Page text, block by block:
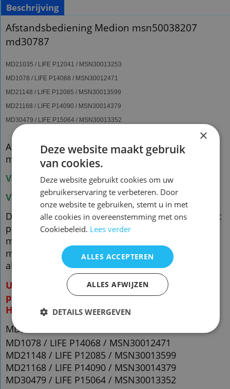
Beschrijving
Afstandsbediening Medion msn50038207
md30787
MD21035 / LIFE P12041 / MSN30013253
MD1078 / LIFE P14068 / MSN30012471
MD21148 / LIFE P12085 / MSN30013599
MD21168 / LIFE P14090 / MSN30014379
MD30479 / LIFE P15064 / MSN30013352
Afstandsbediening Medion msn50038207
md30787
Voorraad origineel nieuw: 1
Voorraad nieuw vervangend : 3
De vervangende is een kopie van de originele met
precies dezelfde functies
maar een ander uiterlijk en is speciaal voor dit
model gemaakt en werkt ook
alleen op dit merk en model. ( zie foto 2 )
U hoeft de afstandsbediening NIET te
programmeren!
Het werkt direct
MD21035 / LIFE P12041 / MSN30013253
MD1078 / LIFE P14068 / MSN30012471
MD21148 / LIFE P12085 / MSN30013599
MD21168 / LIFE P14090 / MSN30014379
MD30479 / LIFE P15064 / MSN30013352
×
Deze website maakt gebruik
van cookies.
Deze website gebruikt cookies om uw
gebruikerservaring te verbeteren. Door
onze website te gebruiken, stemt u in met
alle cookies in overeenstemming met ons
Cookiebeleid. Lees verder
ALLES ACCEPTEREN
ALLES AFWIJZEN
DETAILS WEERGEVEN